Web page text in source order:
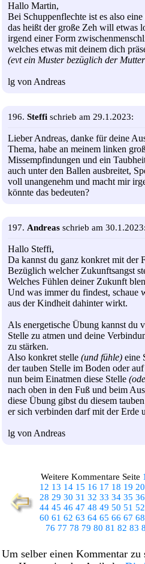
Hallo Martin,
Bei Schuppenflechte ist es also
das heißt der große Zeh will etwas
irgend einer Form
welches etwas mit deinem dich
(evt ein Muster bezüglich der
lg von Andreas
196. Steffi schrieb am 29.1.2023:
Lieber Andreas, danke für deine
Thema, habe an meinem linken
Missempfindungen und ein
auch unter den Ballen ausbreitet,
voll unangenehm und macht mir
könnte das bedeuten?
197. Andreas schrieb am 30.1.2023:
Hallo Steffi,
Da kannst du ganz konkret mit der
Bezüglich welcher Zukunftsangst
Welches Fühlen deiner Zukunft
Und was immer du findest, schaue
aus der Kindheit dahinter wirkt.
Als energetische Übung kannst du
Stelle zu atmen und deine
zu stärken.
Also konkret stelle (und fühle) eine
der tauben Stelle im Boden oder
nun beim Einatmen diese Stelle
nach oben in den Fuß und beim
diese Übung gibst du diesem
er sich verbinden darf mit der Erde
lg von Andreas
Weitere Kommentare Seite 1
12 13 14 15 16 17 18 19 20
28 29 30 31 32 33 34 35 36
44 45 46 47 48 49 50 51 52
60 61 62 63 64 65 66 67 68
76 77 78 79 80 81 82 83
Um selber einen Kommentar zu